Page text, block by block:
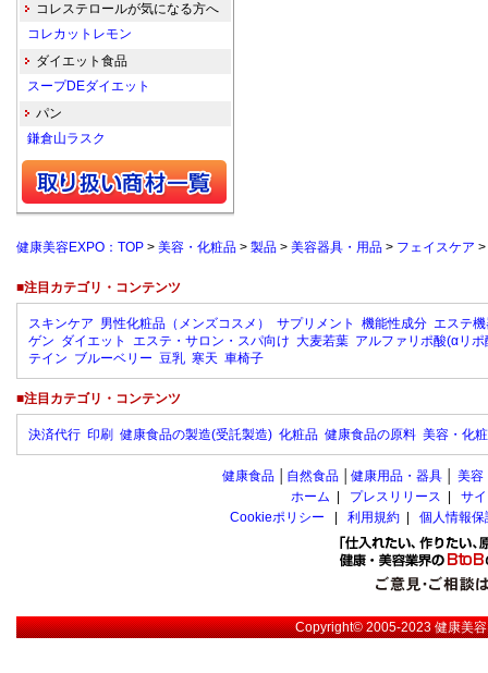
コレステロールが気になる方へ
コレカットレモン
ダイエット食品
スープDEダイエット
パン
鎌倉山ラスク
健康美容EXPO：TOP > 美容・化粧品 > 製品 > 美容器具・用品 > フェイスケア >
■注目カテゴリ・コンテンツ
スキンケア 男性化粧品（メンズコスメ） サプリメント 機能性成分 エステ
ゲン ダイエット エステ・サロン・スパ向け 大麦若葉 アルファリポ酸(αリポ
テイン ブルーベリー 豆乳 寒天 車椅子
■注目カテゴリ・コンテンツ
決済代行 印刷 健康食品の製造(受託製造) 化粧品 健康食品の原料 美容・化
健康食品 自然食品 健康用品・器具 美容
ホーム
プレスリリース
サ
Cookieポリシー
利用規約 個人情報
Copyright© 2005-2023健康美